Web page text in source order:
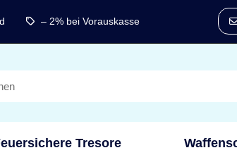
– 2% bei Vorauskasse
Tresore